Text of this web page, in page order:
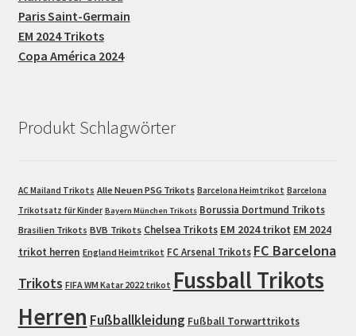
Paris Saint-Germain
EM 2024 Trikots
Copa América 2024
Produkt Schlagwörter
AC Mailand Trikots Alle Neuen PSG Trikots Barcelona Heimtrikot Barcelona
Trikotsatz für Kinder Bayern München Trikots Borussia Dortmund Trikots
Brasilien Trikots BVB Trikots Chelsea Trikots EM 2024 trikot EM 2024
trikot herren England Heimtrikot FC Arsenal Trikots FC Barcelona
Trikots FIFA WM Katar 2022 trikot Fussball Trikots
Herren Fußballkleidung Fußball Torwarttrikots